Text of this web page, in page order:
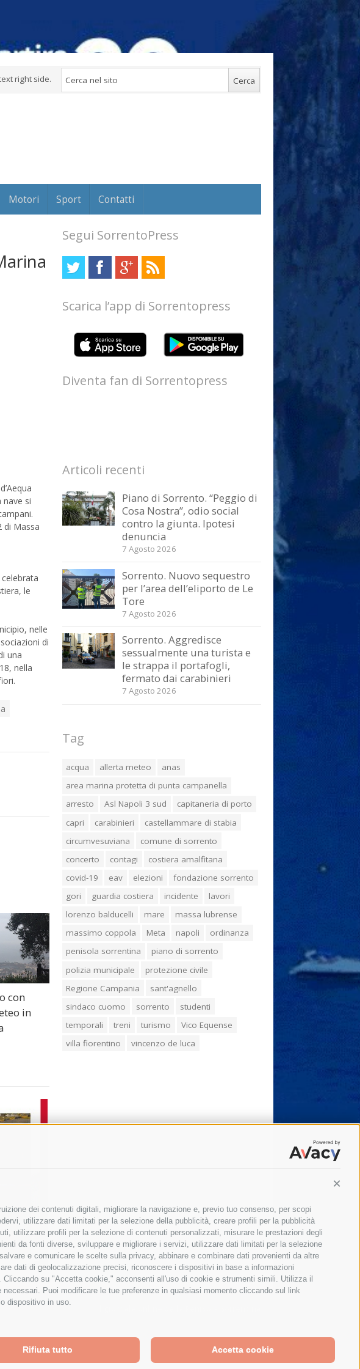
dei contenuti digitali, migliorare la navigazione e, previo tuo consenso, per scopi
utilizzare dati limitati per la selezione della pubblicità, creare profili per la pubblicità
utilizzare profili per la selezione di contenuti personalizzati, misurare le prestazioni degli
da fonti diverse, sviluppare e migliorare i servizi, utilizzare dati limitati per la selezione
e comunicare le scelte sulla privacy, abbinare e combinare dati provenienti da altre
dati di geolocalizzazione precisi, riconoscere i dispositivi in base a informazioni
su "Accetta cookie," acconsenti all'uso di cookie e strumenti simili. Utilizza il
Puoi modificare le tue preferenze in qualsiasi momento cliccando sul link
dispositivo in uso.
Accetta cookie
Rifiuta tutto
right side.
Motori Sport Contatti
nave si
di Massa
le
nelle
di
una
nella
con
in
Segui SorrentoPress
Scarica l’app di Sorrentopress
Diventa fan di Sorrentopress
Articoli recenti
Piano di Sorrento. “Peggio di
Cosa Nostra”, odio social
contro la giunta. Ipotesi
denuncia
7 Agosto 2026
Sorrento. Nuovo sequestro
per l’area dell’eliporto de Le
Tore
7 Agosto 2026
Sorrento. Aggredisce
sessualmente una turista e
le strappa il portafogli,
fermato dai carabinieri
7 Agosto 2026
Tag
acqua allerta meteo
anas
area marina protetta di punta campanella
arresto
Asl Napoli 3 sud
capitaneria di porto
capri
carabinieri
castellammare di stabia
circumvesuviana
comune di sorrento
concerto
contagi
costiera amalfitana
covid-19
eav elezioni
fondazione sorrento
gori
guardia costiera incidente
lavori
lorenzo balducelli
mare
massa lubrense
massimo coppola
Meta napoli
ordinanza
penisola sorrentina
piano di sorrento
polizia municipale
protezione civile
Regione Campania
sant'agnello
sindaco cuomo
sorrento
studenti
temporali
treni turismo
Vico Equense
villa fiorentino
vincenzo de luca